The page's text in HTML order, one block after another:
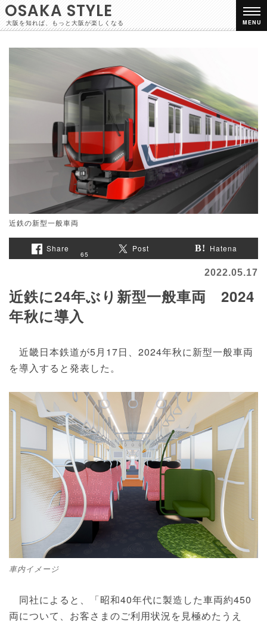
OSAKA STYLE
大阪を知れば、もっと大阪が楽しくなる MENU
近鉄の新型一般車両
Share
65
Post Hatena
2022.05.17
近鉄に24年ぶり新型一般車両 2024
年秋に導入
近畿日本鉄道が5月17日、2024年秋に新型一般車両
を導入すると発表した。
車内イメージ
同社によると、「昭和40年代に製造した車両約450
両について、お客さまのご利用状況を見極めたうえ